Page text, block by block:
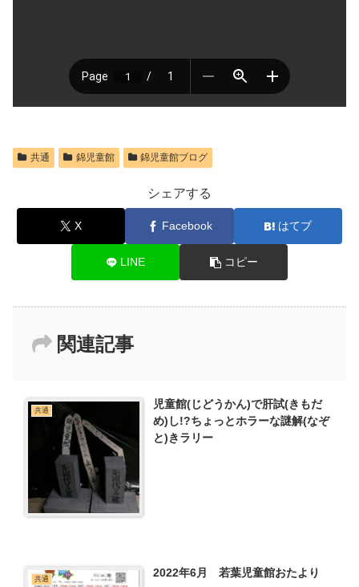
共通 錦児童館 錦児童館ブログ
シェアする
X Facebook はてブ
LINE コピー
関連記事
共通
児童館(じどうかん)で肝試(きもだ
め)し!?ちょっとホラーな謎解(なぞ
と)きラリー
共通 2022年6月 若葉児童館おたより